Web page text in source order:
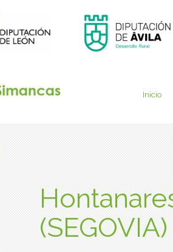
Inicio
(SEGOVIA)